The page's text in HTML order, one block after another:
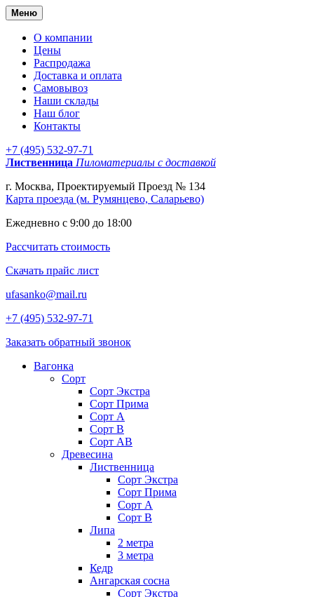
Меню
О компании
Цены
Распродажа
Доставка и оплата
Самовывоз
Наши склады
Наш блог
Контакты
+7 (495) 532-97-71
Лиственница Пиломатериалы с доставкой
г. Москва, Проектируемый Проезд № 134
Карта проезда (м. Румянцево, Саларьево)
Ежедневно с 9:00 до 18:00
Рассчитать стоимость
Скачать прайс лист
ufasanko@mail.ru
+7 (495) 532-97-71
Заказать обратный звонок
Вагонка
Сорт
Сорт Экстра
Сорт Прима
Сорт A
Сорт В
Сорт AB
Древесина
Лиственница
Сорт Экстра
Сорт Прима
Сорт А
Сорт В
Липа
2 метра
3 метра
Кедр
Ангарская сосна
Cорт Экстра